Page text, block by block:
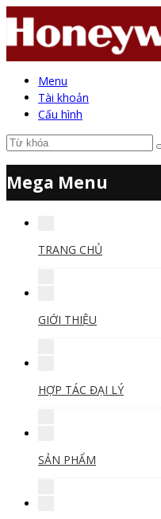
Menu
Tài khoản
Cấu hình
Mega Menu
TRANG CHỦ
GIỚI THIỆU
HỢP TÁC ĐẠI LÝ
SẢN PHẨM